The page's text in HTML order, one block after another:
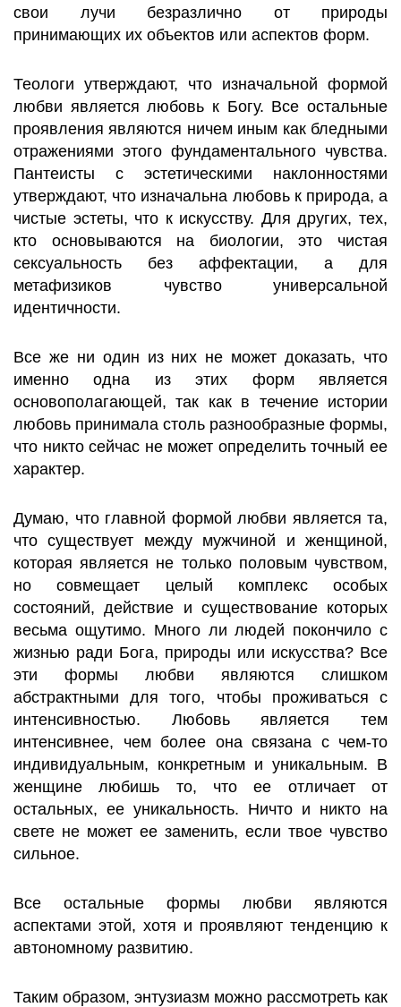
свои лучи безразлично от природы
принимающих их объектов или аспектов форм.
Теологи утверждают, что изначальной формой
любви является любовь к Богу. Все остальные
проявления являются ничем иным как бледными
отражениями этого фундаментального чувства.
Пантеисты с эстетическими наклонностями
утверждают, что изначальна любовь к природа, а
чистые эстеты, что к искусству. Для других, тех,
кто основываются на биологии, это чистая
сексуальность без аффектации, а для
метафизиков чувство универсальной
идентичности.
Все же ни один из них не может доказать, что
именно одна из этих форм является
основополагающей, так как в течение истории
любовь принимала столь разнообразные формы,
что никто сейчас не может определить точный ее
характер.
Думаю, что главной формой любви является та,
что существует между мужчиной и женщиной,
которая является не только половым чувством,
но совмещает целый комплекс особых
состояний, действие и существование которых
весьма ощутимо. Много ли людей покончило с
жизнью ради Бога, природы или искусства? Все
эти формы любви являются слишком
абстрактными для того, чтобы проживаться с
интенсивностью. Любовь является тем
интенсивнее, чем более она связана с чем-то
индивидуальным, конкретным и уникальным. В
женщине любишь то, что ее отличает от
остальных, ее уникальность. Ничто и никто на
свете не может ее заменить, если твое чувство
сильное.
Все остальные формы любви являются
аспектами этой, хотя и проявляют тенденцию к
автономному развитию.
Таким образом, энтузиазм можно рассмотреть как